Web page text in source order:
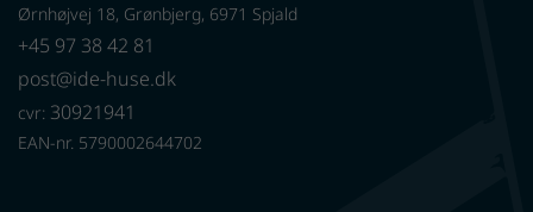
Ørnhøjvej 18, Grønbjerg, 6971 Spjald
+45 97 38 42 81
post@ide-huse.dk
cvr: 30921941
EAN-nr. 5790002644702